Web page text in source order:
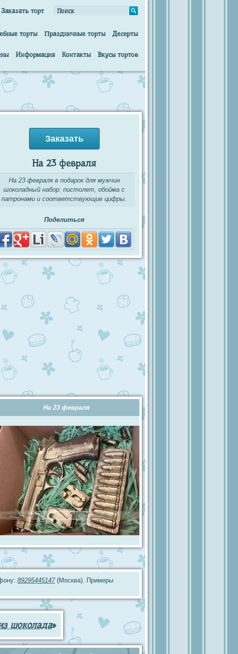
Заказать торт
торты Праздничные торты Десерты
Информация Контакты Вкусы тортов
Заказать
На 23 февраля
На 23 февраля в подарок для мужчин
шоколадный набор: пистолет, обойма с
патронами и соответствующие цифры.
Поделиться
На 23 февраля
89295445147(Москва). Примеры
шоколада»